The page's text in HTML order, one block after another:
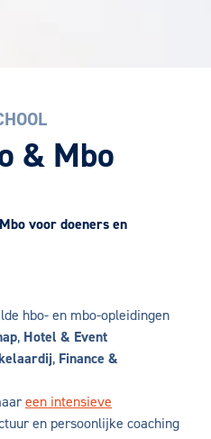
& Mbo
voor doeners en
hbo- en mbo-opleidingen
, Hotel & Event
, Finance &
een intensieve
en persoonlijke coaching